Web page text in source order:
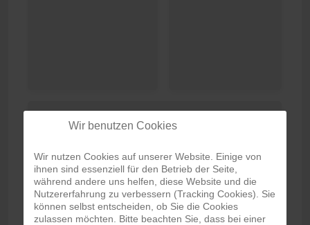
Wir benutzen Cookies
Wir nutzen Cookies auf unserer Website. Einige von
ihnen sind essenziell für den Betrieb der Seite,
während andere uns helfen, diese Website und die
Nutzererfahrung zu verbessern (Tracking Cookies). Sie
können selbst entscheiden, ob Sie die Cookies
zulassen möchten. Bitte beachten Sie, dass bei einer